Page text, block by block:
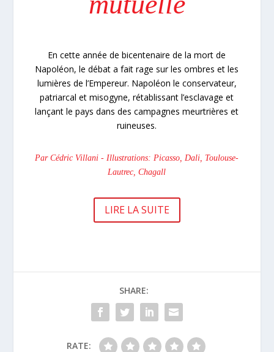
En cette année de bicentenaire de la mort de
Napoléon, le débat a fait rage sur les ombres et les
lumières de l’Empereur. Napoléon le conservateur,
patriarcal et misogyne, rétablissant l’esclavage et
lançant le pays dans des campagnes meurtrières et
ruineuses.
Par Cédric Villani - Illustrations: Picasso, Dali, Toulouse-
Lautrec, Chagall
LIRE LA SUITE
SHARE:
RATE: